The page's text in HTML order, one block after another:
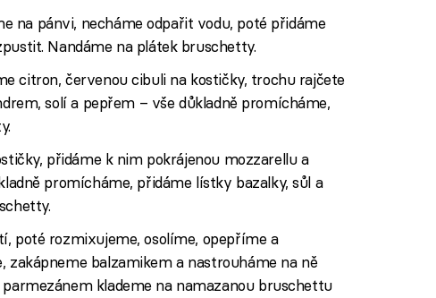
na pánvi, necháme odpařit vodu, poté přidáme
Nandáme na plátek bruschetty.
citron, červenou cibuli na kostičky, trochu rajčete
solí a pepřem – vše důkladně promícháme,
přidáme k nim pokrájenou mozzarellu a
promícháme, přidáme lístky bazalky, sůl a
poté rozmixujeme, osolíme, opepříme a
zakápneme balzamikem a nastrouháme na ně
klademe na namazanou bruschettu